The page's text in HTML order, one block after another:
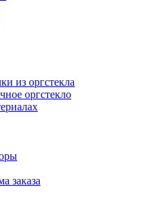
из оргстекла
оргстекло
заказа